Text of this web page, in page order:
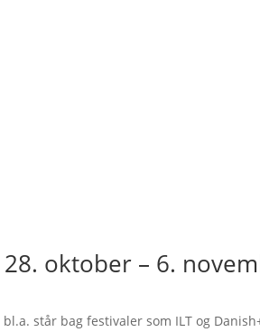
28. oktober – 6.
står bag festivaler som ILT og